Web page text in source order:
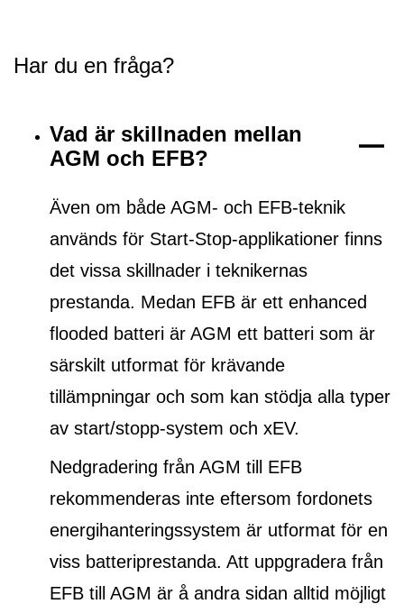
Har du en fråga?
Vad är skillnaden mellan
AGM och EFB?
Även om både AGM- och EFB-teknik
används för Start-Stop-applikationer finns
det vissa skillnader i teknikernas
prestanda. Medan EFB är ett enhanced
flooded batteri är AGM ett batteri som är
särskilt utformat för krävande
tillämpningar och som kan stödja alla typer
av start/stopp-system och xEV.
Nedgradering från AGM till EFB
rekommenderas inte eftersom fordonets
energihanteringssystem är utformat för en
viss batteriprestanda. Att uppgradera från
EFB till AGM är å andra sidan alltid möjligt